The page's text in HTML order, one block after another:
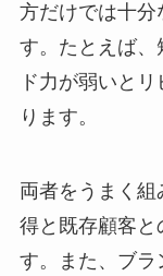
方だけでは十分
す。たとえば、
ド力が弱いと
ります。
両者をうまく
得と既存顧客と
す。また、ブラ